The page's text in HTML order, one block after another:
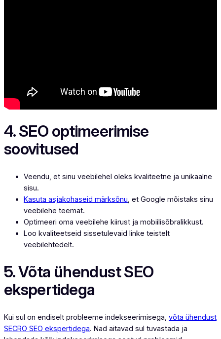
4. SEO optimeerimise
soovitused
Veendu, et sinu veebilehel oleks kvaliteetne ja unikaalne
sisu.
Kasuta asjakohaseid märksõnu , et Google mõistaks sinu
veebilehe teemat.
Optimeeri oma veebilehe kiirust ja mobiilisõbralikkust.
Loo kvaliteetseid sissetulevaid linke teistelt
veebilehtedelt.
5. Võta ühendust SEO
ekspertidega
Kui sul on endiselt probleeme indekseerimisega, võta ühendust
SECRO SEO ekspertidega. Nad aitavad sul tuvastada ja